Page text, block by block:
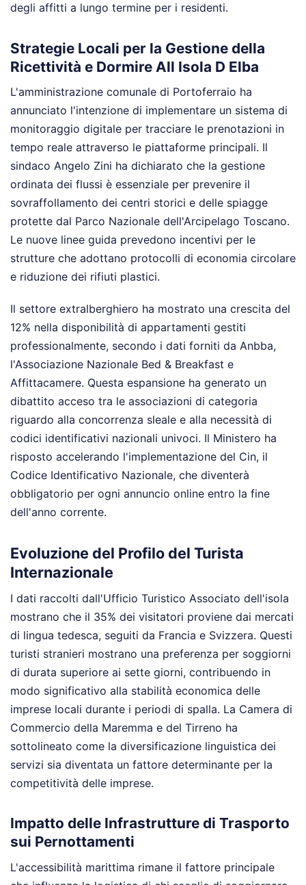
degli affitti a lungo termine per i residenti.
Strategie Locali per la Gestione della
Ricettività e Dormire All Isola D Elba
L'amministrazione comunale di Portoferraio ha
annunciato l'intenzione di implementare un sistema di
monitoraggio digitale per tracciare le prenotazioni in
tempo reale attraverso le piattaforme principali. Il
sindaco Angelo Zini ha dichiarato che la gestione
ordinata dei flussi è essenziale per prevenire il
sovraffollamento dei centri storici e delle spiagge
protette dal Parco Nazionale dell'Arcipelago Toscano.
Le nuove linee guida prevedono incentivi per le
strutture che adottano protocolli di economia circolare
e riduzione dei rifiuti plastici.
Il settore extralberghiero ha mostrato una crescita del
12% nella disponibilità di appartamenti gestiti
professionalmente, secondo i dati forniti da Anbba,
l'Associazione Nazionale Bed & Breakfast e
Affittacamere. Questa espansione ha generato un
dibattito acceso tra le associazioni di categoria
riguardo alla concorrenza sleale e alla necessità di
codici identificativi nazionali univoci. Il Ministero ha
risposto accelerando l'implementazione del Cin, il
Codice Identificativo Nazionale, che diventerà
obbligatorio per ogni annuncio online entro la fine
dell'anno corrente.
Evoluzione del Profilo del Turista
Internazionale
I dati raccolti dall'Ufficio Turistico Associato dell'isola
mostrano che il 35% dei visitatori proviene dai mercati
di lingua tedesca, seguiti da Francia e Svizzera. Questi
turisti stranieri mostrano una preferenza per soggiorni
di durata superiore ai sette giorni, contribuendo in
modo significativo alla stabilità economica delle
imprese locali durante i periodi di spalla. La Camera di
Commercio della Maremma e del Tirreno ha
sottolineato come la diversificazione linguistica dei
servizi sia diventata un fattore determinante per la
competitività delle imprese.
Impatto delle Infrastrutture di Trasporto
sui Pernottamenti
L'accessibilità marittima rimane il fattore principale